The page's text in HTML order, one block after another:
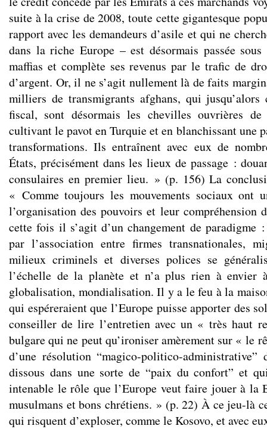
suite à la crise de 2008, toute cette gigantesque
rapport avec les demandeurs d’asile et qui ne
dans la riche Europe – est désormais passée
maffias et complète ses revenus par le trafic de
d’argent. Or, il ne s’agit nullement là de faits
milliers de transmigrants afghans, qui
fiscal, sont désormais les chevilles ouvrières
cultivant le pavot en Turquie et en blanchissant une
transformations. Ils entraînent avec eux de
États, précisément dans les lieux de passage :
consulaires en premier lieu. » (p. 156) La
« Comme toujours les mouvements sociaux ont
l’organisation des pouvoirs et leur compréhension
cette fois il s’agit d’un changement de paradigme
par l’association entre firmes transnationales,
milieux criminels et diverses polices se
l’échelle de la planète et n’a plus rien à
globalisation, mondialisation. Il y a le feu à la
qui espéreraient que l’Europe puisse apporter des
conseiller de lire l’entretien avec un « très haut
bulgare qui ne peut qu’ironiser amèrement sur « le
d’une résolution “magico-politico-administrative”
dissous dans une sorte de “paix du confort” et
intenable le rôle que l’Europe veut faire jouer à la
musulmans et bons chrétiens. » (p. 22) À ce jeu-là
qui risquent d’exploser, comme le Kosovo, et avec